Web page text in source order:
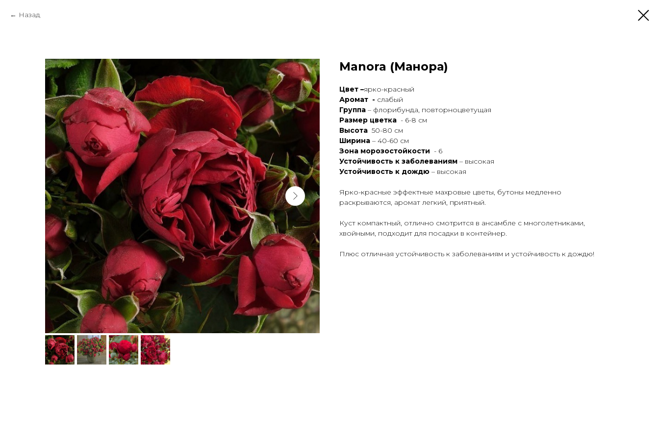
Назад
Manora (Манора)
Цвет –ярко-красный
Аромат - слабый
Группа – флорибунда, повторноцветущая
Размер цветка - 6-8 см
Высота 50-80 см
Ширина – 40-60 см
Зона морозостойкости - 6
Устойчивость к заболеваниям – высокая
Устойчивость к дождю – высокая
Ярко-красные эффектные махровые цветы, бутоны медленно
раскрываются, аромат легкий, приятный.
Куст компактный, отлично смотрится в ансамбле с многолетниками,
хвойными, подходит для посадки в контейнер.
Плюс отличная устойчивость к заболеваниям и устойчивость к дождю!